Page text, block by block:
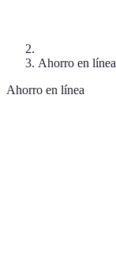
Ahorro en línea
Ahorro en línea